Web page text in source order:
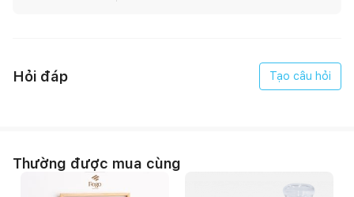
Hỏi đáp Tạo câu hỏi
Thường được mua cùng